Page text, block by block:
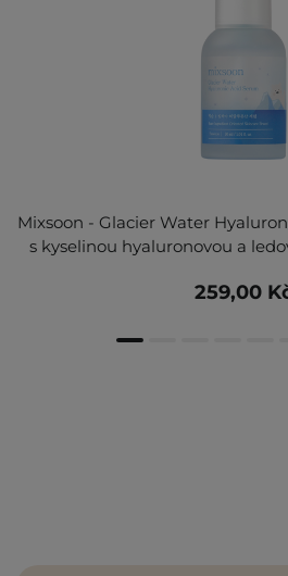
Mixsoon - Glacier Water
s kyselinou hyaluronovou a
259,00